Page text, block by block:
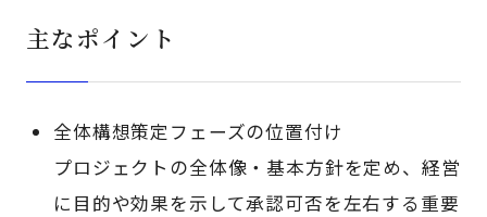
主なポイント
全体構想策定フェーズの位置付け
プロジェクトの全体像・基本方針を定め、経営
に目的や効果を示して承認可否を左右する重要